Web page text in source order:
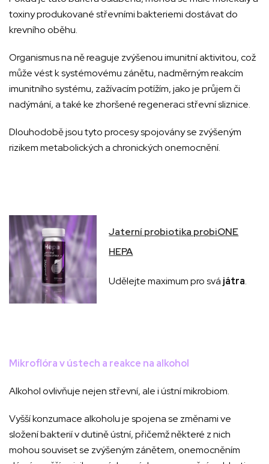
toxiny produkované střevními bakteriemi dostávat do
krevního oběhu.
Organismus na ně reaguje zvýšenou imunitní aktivitou, což
může vést k systémovému zánětu, nadměrným reakcím
imunitního systému, zažívacím potížím, jako je průjem či
nadýmání, a také ke zhoršené regeneraci střevní sliznice.
Dlouhodobě jsou tyto procesy spojovány se zvýšeným
rizikem metabolických a chronických onemocnění.
Jaterní probiotika probiONE
HEPA
Udělejte maximum pro svá játra.
Mikroflóra v ústech a reakce na alkohol
Alkohol ovlivňuje nejen střevní, ale i ústní mikrobiom.
Vyšší konzumace alkoholu je spojena se změnami ve
složení bakterií v dutině ústní, přičemž některé z nich
mohou souviset se zvýšeným zánětem, onemocněním